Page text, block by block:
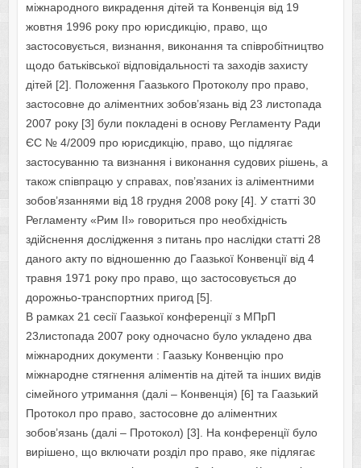
міжнародного викрадення дітей та Конвенція від 19
жовтня 1996 року про юрисдикцію, право, що
застосовується, визнання, виконання та співробітництво
щодо батьківської відповідальності та заходів захисту
дітей [2]. Положення Гаазького Протоколу про право,
застосовне до аліментних зобов’язань від 23 листопада
2007 року [3] були покладені в основу Регламенту Ради
ЄС № 4/2009 про юрисдикцію, право, що підлягає
застосуванню та визнання і виконання судових рішень, а
також співпрацю у справах, пов’язаних із аліментними
зобов’язаннями від 18 грудня 2008 року [4]. У статті 30
Регламенту «Рим II» говориться про необхідність
здійснення дослідження з питань про наслідки статті 28
даного акту по відношенню до Гаазької Конвенції від 4
травня 1971 року про право, що застосовується до
дорожньо-транспортних пригод [5].
В рамках 21 сесії Гаазької конференції з МПрП
23листопада 2007 року одночасно було укладено два
міжнародних документи : Гаазьку Конвенцію про
міжнародне стягнення аліментів на дітей та інших видів
сімейного утримання (далі – Конвенція) [6] та Гаазький
Протокол про право, застосовне до аліментних
зобов’язань (далі – Протокол) [3]. На конференції було
вирішено, що включати розділ про право, яке підлягає